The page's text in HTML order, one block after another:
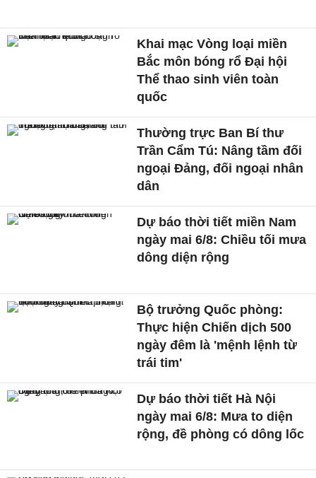
Khai mạc Vòng loại miền
Bắc môn bóng rổ Đại hội
Thể thao sinh viên toàn
quốc
Thường trực Ban Bí thư
Trần Cẩm Tú: Nâng tầm đối
ngoại Đảng, đối ngoại nhân
dân
Dự báo thời tiết miền Nam
ngày mai 6/8: Chiều tối mưa
dông diện rộng
Bộ trưởng Quốc phòng:
Thực hiện Chiến dịch 500
ngày đêm là 'mệnh lệnh từ
trái tim'
Dự báo thời tiết Hà Nội
ngày mai 6/8: Mưa to diện
rộng, đề phòng có dông lốc